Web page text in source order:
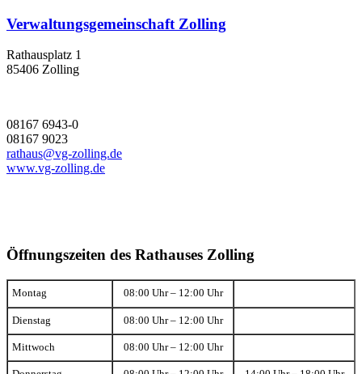
Verwaltungsgemeinschaft Zolling
Rathausplatz 1
85406 Zolling
08167 6943-0
08167 9023
rathaus@vg-zolling.de
www.vg-zolling.de
Öffnungszeiten des Rathauses Zolling
Montag 08:00 Uhr – 12:00 Uhr
Dienstag 08:00 Uhr – 12:00 Uhr
Mittwoch 08:00 Uhr – 12:00 Uhr